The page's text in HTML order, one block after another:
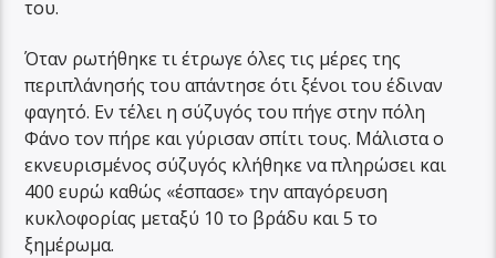
του.
Όταν ρωτήθηκε τι έτρωγε όλες τις μέρες της
περιπλάνησής του απάντησε ότι ξένοι του έδιναν
φαγητό. Εν τέλει η σύζυγός του πήγε στην πόλη
Φάνο τον πήρε και γύρισαν σπίτι τους. Μάλιστα ο
εκνευρισμένος σύζυγός κλήθηκε να πληρώσει και
400 ευρώ καθώς «έσπασε» την απαγόρευση
κυκλοφορίας μεταξύ 10 το βράδυ και 5 το
ξημέρωμα.